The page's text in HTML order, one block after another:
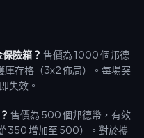
險箱？ 售價為 1000 個邦德
庫存格（3x2 佈局）。每場突
失效。
售價為 500 個邦德幣，有效
350 增加至 500）。對於攜